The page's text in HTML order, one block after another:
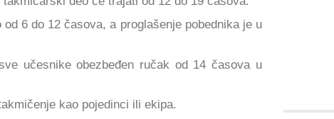
6 do 12 časova, a proglašenje pobednika je u
učesnike obezbeđen ručak od 14 časova u
kao pojedinci ili ekipa.